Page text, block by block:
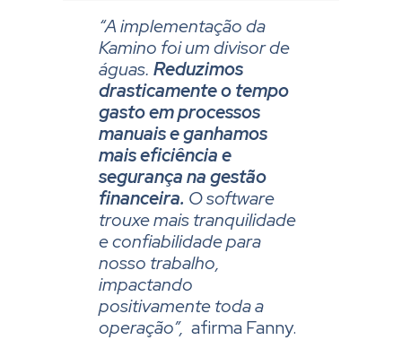
“A implementação da
Kamino foi um divisor de
águas. Reduzimos
drasticamente o tempo
gasto em processos
manuais e ganhamos
mais eficiência e
segurança na gestão
financeira. O software
trouxe mais tranquilidade
e confiabilidade para
nosso trabalho,
impactando
positivamente toda a
operação”, afirma Fanny.